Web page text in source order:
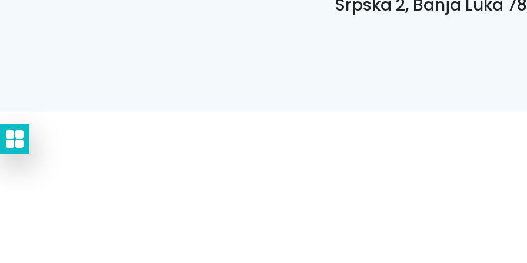
Srpska 2, Banja Luka